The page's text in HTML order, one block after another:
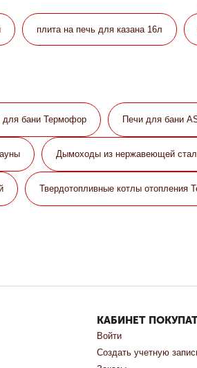
плита на печь для казана 16л
для бани Термофор Печи для бани
Дымоходы из нержавеющей
Твердотопливные котлы отопления
КАБИНЕТ
Войти
Создать учетную